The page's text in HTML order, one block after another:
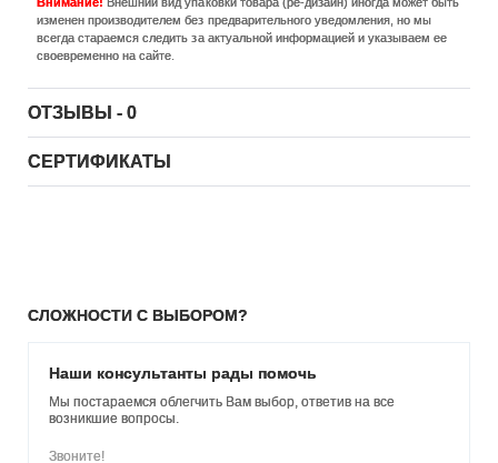
изменен производителем без предварительного уведомления, но мы
всегда стараемся следить за актуальной информацией и указываем ее
своевременно на сайте.
ОТЗЫВЫ - 0
СЕРТИФИКАТЫ
СЛОЖНОСТИ С ВЫБОРОМ?
Наши консультанты рады помочь
Мы постараемся облегчить Вам выбор, ответив на все
возникшие вопросы.
Звоните!